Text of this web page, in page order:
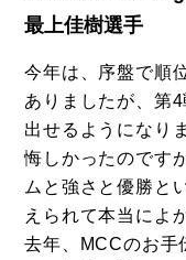
最上佳樹選手
今年は、序盤で順
ありましたが、第
出せるようになり
悔しかったのです
ムと強さと優勝と
えられて本当によ
去年、MCCのお手